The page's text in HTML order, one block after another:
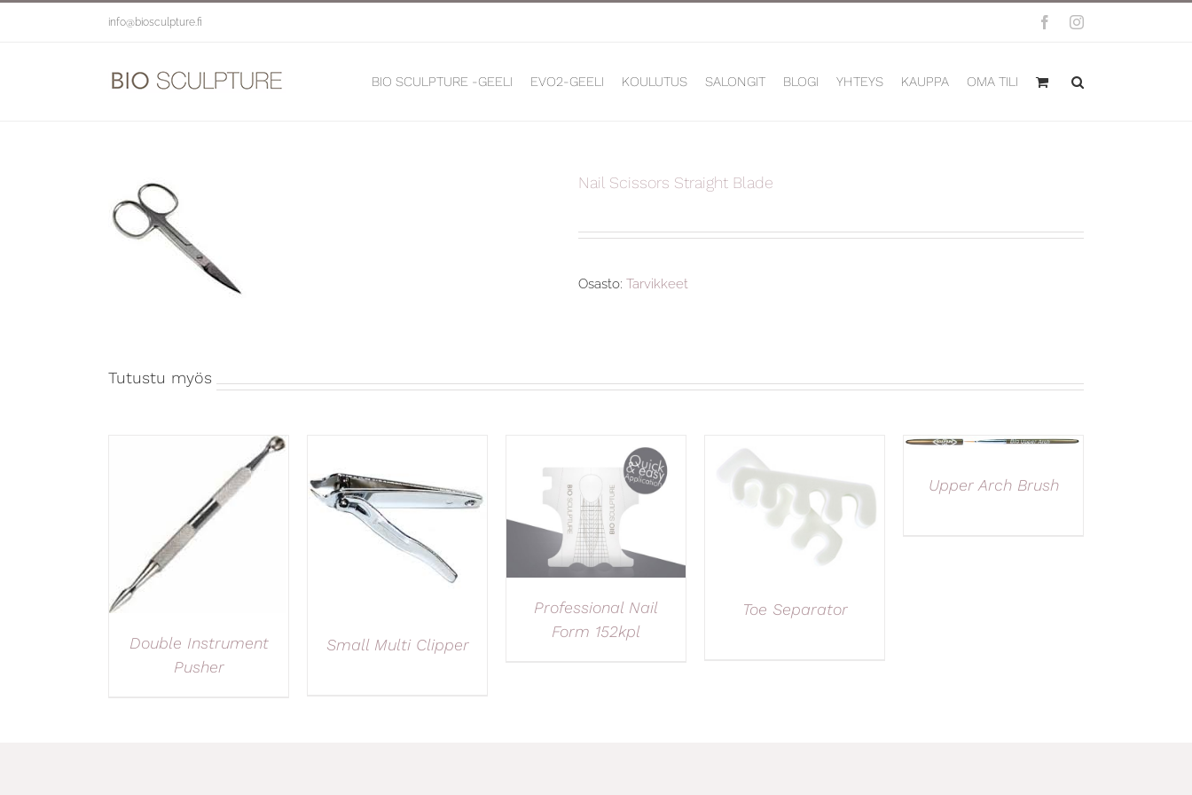
info@biosculpture.fi FacebookInstagram
BIO SCULPTURE -GEELI EVO2-GEELI KOULUTUS SALONGIT BLOGI YHTEYS KAUPPA OMA TILI
Nail Scissors Straight Blade
Osasto: Tarvikkeet
Tutustu myös
Double Instrument
Pusher
Small Multi Clipper
Professional Nail
Form 152kpl
Toe Separator
Upper Arch Brush